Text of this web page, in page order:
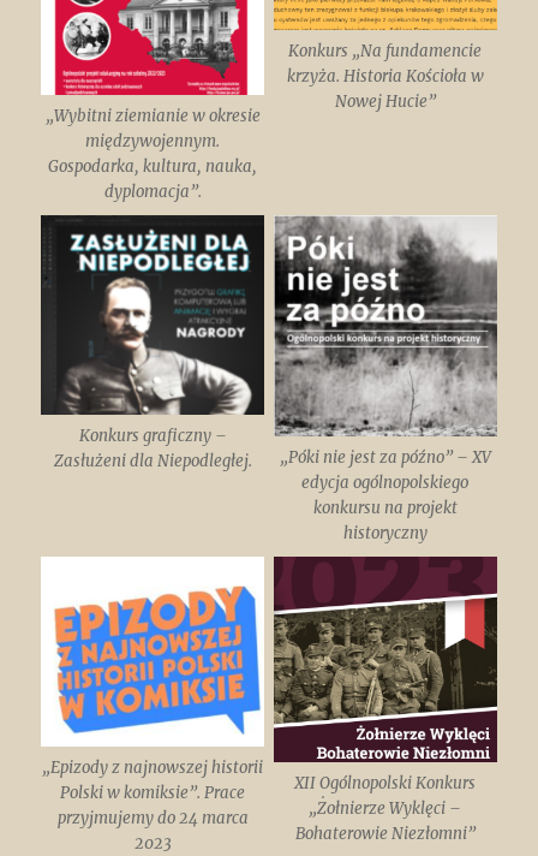
„Wybitni ziemianie w okresie
międzywojennym.
Gospodarka, kultura, nauka,
dyplomacja”.
Konkurs „Na fundamencie
krzyża. Historia Kościoła w
Nowej Hucie”
Konkurs graficzny –
Zasłużeni dla Niepodległej.
„Póki nie jest za późno” – XV
edycja ogólnopolskiego
konkursu na projekt
historyczny
„Epizody z najnowszej historii
Polski w komiksie”. Prace
przyjmujemy do 24 marca
2023
XII Ogólnopolski Konkurs
„Żołnierze Wyklęci –
Bohaterowie Niezłomni”